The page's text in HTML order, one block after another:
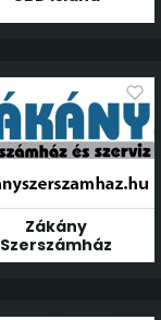
Zákány
Szerszámház